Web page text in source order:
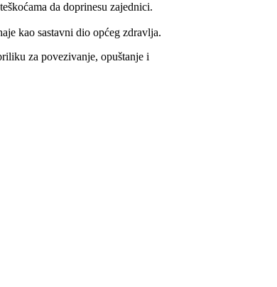
da doprinesu zajednici.
kao sastavni dio općeg zdravlja.
za povezivanje, opuštanje i